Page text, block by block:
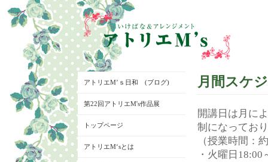
月間スケ
開講日は月に
制になってお
（授業時間：
・火曜日18:00
アトリエM’ｓ日和 (ブログ)
第22回アトリエM's作品展
トップページ
アトリエM‘sとは